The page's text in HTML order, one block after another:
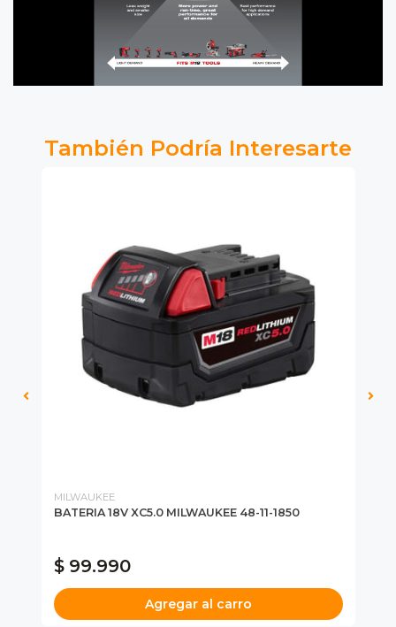
También Podría Interesarte
MILWAUKEE
BATERIA 18V XC5.0 MILWAUKEE 48-11-1850
$ 99.990
Agregar al carro